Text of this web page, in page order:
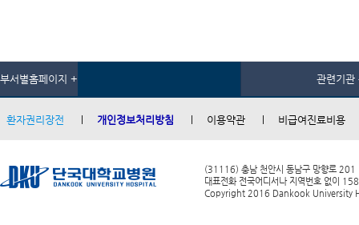
부서별홈페이지 + 관련기관
환자권리장전 개인정보처리방침 이용약관 비급여진료비용
(31116) 충남 천안시 동남구 망향로 201
대표전화 전국어디서나 지역번호 없이
Copyright 2016 Dankook University